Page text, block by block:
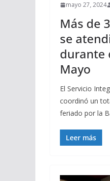
mayo 27, 2024
Más de
se
durante
Mayo
El Servicio
coordinó un
feriado por la
Leer más